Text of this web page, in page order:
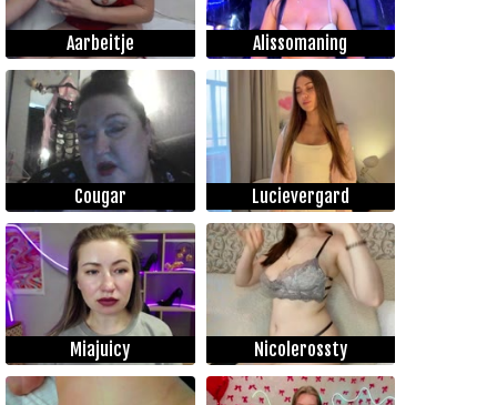
Aarbeitje Alissomaning
Cougar Lucievergard
Miajuicy Nicolerossty